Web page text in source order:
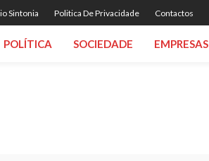
Sintonia Politica De Privacidade Contactos
POLÍTICA SOCIEDADE EMPRESAS